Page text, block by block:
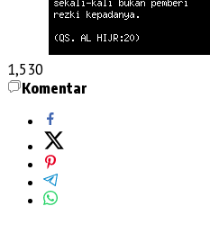
1,530
Komentar